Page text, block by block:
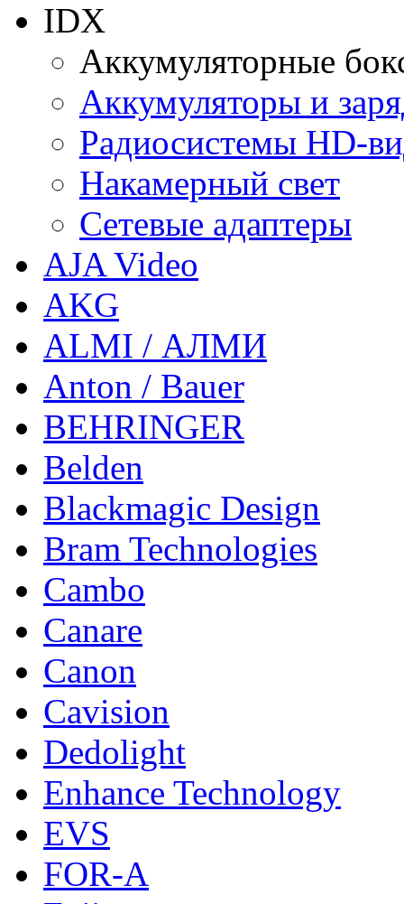
IDX
Аккумуляторные
Аккумуляторы и
Радиосистемы HD-
Накамерный свет
Сетевые адаптеры
AJA Video
AKG
ALMI / АЛМИ
Anton / Bauer
BEHRINGER
Belden
Blackmagic Design
Bram Technologies
Cambo
Canare
Canon
Cavision
Dedolight
Enhance Technology
EVS
FOR-A